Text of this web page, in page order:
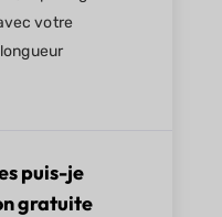
votre
puis-je
gratuite